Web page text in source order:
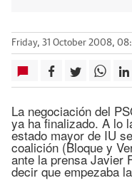
Friday, 31 October 2008,
La negociación del
ya ha finalizado. A lo
estado mayor de IU
coalición (Bloque y
ante la prensa Javier
decir que empezaba